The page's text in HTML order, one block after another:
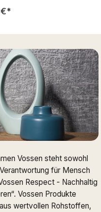
Preis:
*
Vossen steht sowohl
für Mensch
Respect - Nachhaltig
Vossen Produkte
wertvollen Rohstoffen,